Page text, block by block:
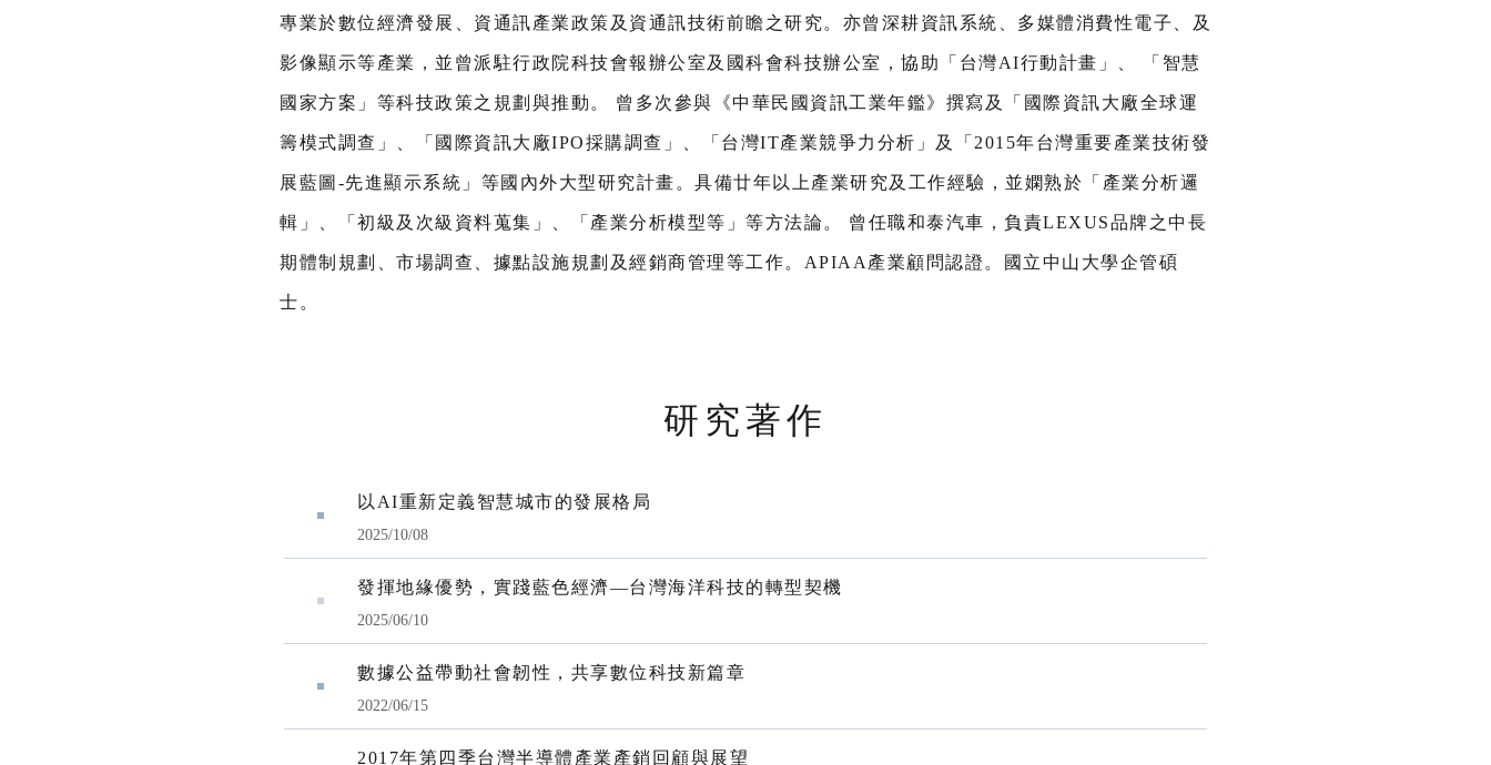
專業於數位經濟發展、資通訊產業政策及資通訊技術前瞻之研究。亦曾深耕資訊系統、多媒體消費性電子、及
影像顯示等產業，並曾派駐行政院科技會報辦公室及國科會科技辦公室，協助「台灣AI行動計畫」、 「智慧
國家方案」等科技政策之規劃與推動。 曾多次參與《中華民國資訊工業年鑑》撰寫及「國際資訊大廠全球運
籌模式調查」、「國際資訊大廠IPO採購調查」、「台灣IT產業競爭力分析」及「2015年台灣重要產業技術發
展藍圖-先進顯示系統」等國內外大型研究計畫。具備廿年以上產業研究及工作經驗，並嫻熟於「產業分析邏
輯」、「初級及次級資料蒐集」、「產業分析模型等」等方法論。 曾任職和泰汽車，負責LEXUS品牌之中長
期體制規劃、市場調查、據點設施規劃及經銷商管理等工作。APIAA產業顧問認證。國立中山大學企管碩
士。​
研究著作
以AI重新定義智慧城市的發展格局
2025/10/08
發揮地緣優勢，實踐藍色經濟—台灣海洋科技的轉型契機
2025/06/10
數據公益帶動社會韌性，共享數位科技新篇章
2022/06/15
2017年第四季台灣半導體產業產銷回顧與展望